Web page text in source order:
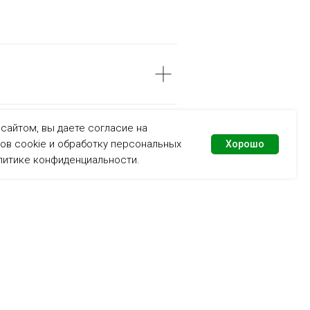
вы даете согласие на
cookie и обработку персональных
конфиденциальности.
Хорошо